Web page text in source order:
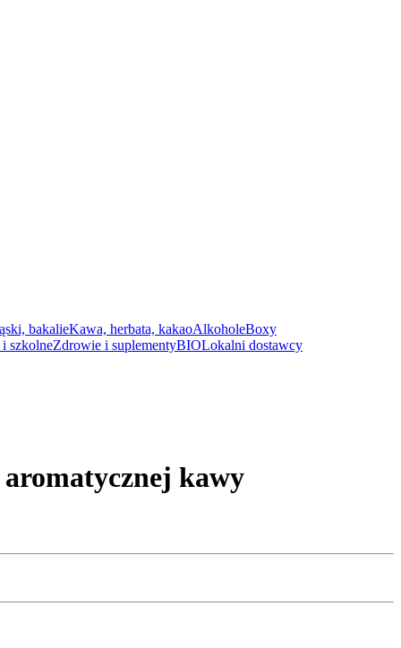
bakalieKawa, herbata, kakaoAlkoholeBoxy
szkolneZdrowie i suplementyBIOLokalni dostawcy
kawy